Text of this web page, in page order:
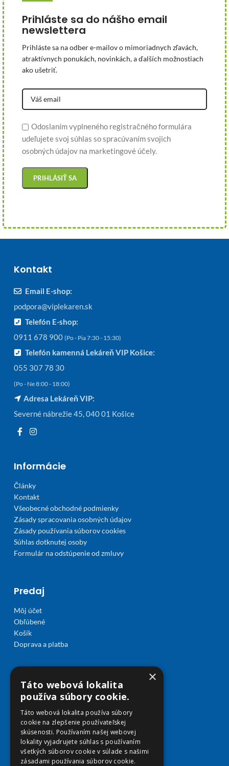
Prihláste sa do nášho email
newslettera
Prihláste sa na odber e-mailov o mimoriadnych zľavách,
atraktívnych ponukách, novinkách, a ďalších možnostiach
ako ušetriť.
Odoslaním vyplneného registračného formulára
udeľujete svoj súhlas so spracúvaním svojich
osobných údajov na marketingové účely.
Kontakt
Email E-shop:
podpora@viplekaren.sk
Telefón E-shop:
0911 678 900 (Po - Pia 7:30 - 15:30)
Telefón kamenná Lekáreň VIP Košice:
055 307 78 30
(Po - Ne 8:00 - 18:00)
Adresa Lekáreň VIP:
Severné nábrežie 45, 040 01 Košice
Informácie
Články
Kontakt
Všeobecné obchodné podmienky
Zásady spracovania osobných údajov
Zásady používania súborov cookies
Súhlas dotknutej osoby
Formulár na odstúpenie od zmluvy
Predaj
Môj účet
Obľúbené
Košík
Doprava a platba
×
Táto webová lokalita
používa súbory cookie.
Táto webová lokalita používa súbory
cookie na zlepšenie používateľskej
skúsenosti. Používaním našej webovej
lokality vyjadrujete súhlas s používaním
všetkých súborov cookie v súlade s našimi
zásadami používania súborov cookie.